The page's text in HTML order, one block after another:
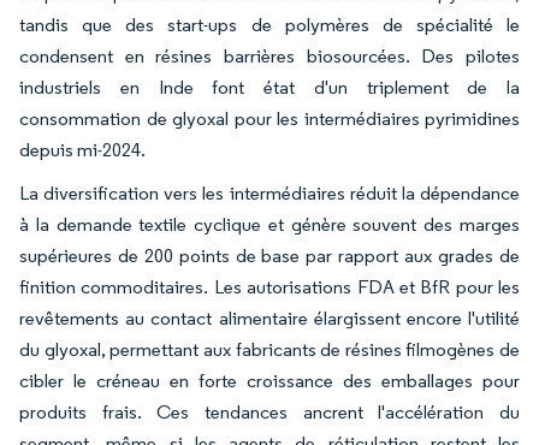
tandis que des start-ups de polymères de spécialité le
condensent en résines barrières biosourcées. Des pilotes
industriels en Inde font état d'un triplement de la
consommation de glyoxal pour les intermédiaires pyrimidines
depuis mi-2024.
La diversification vers les intermédiaires réduit la dépendance
à la demande textile cyclique et génère souvent des marges
supérieures de 200 points de base par rapport aux grades de
finition commoditaires. Les autorisations FDA et BfR pour les
revêtements au contact alimentaire élargissent encore l'utilité
du glyoxal, permettant aux fabricants de résines filmogènes de
cibler le créneau en forte croissance des emballages pour
produits frais. Ces tendances ancrent l'accélération du